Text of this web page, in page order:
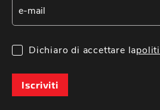
Dichiaro di accettare la
Iscriviti